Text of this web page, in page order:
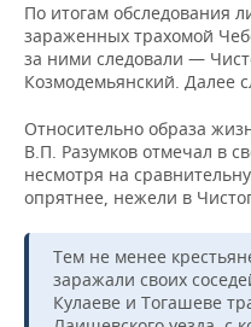
По итогам обследования
зараженных трахомой
за ними следовали —
Козмодемьянский. Далее
Относительно образа
В.П. Разумков отмечал в
несмотря на
опрятнее, нежели в
Тем не менее
заражали своих
Кулаеве и Тогашеве